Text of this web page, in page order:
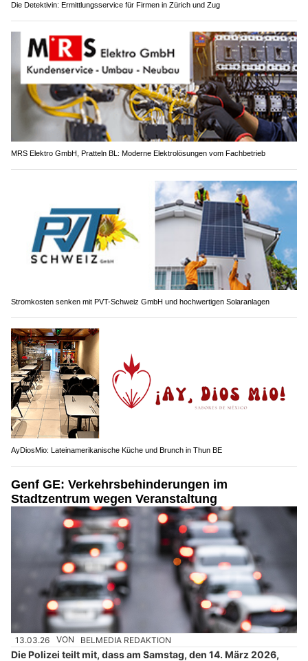
Die Detektivin: Ermittlungsservice für Firmen in Zürich und Zug
MRS Elektro GmbH, Pratteln BL: Moderne Elektrolösungen vom Fachbetrieb
Stromkosten senken mit PVT-Schweiz GmbH und hochwertigen Solaranlagen
AyDiosMio: Lateinamerikanische Küche und Brunch in Thun BE
Genf GE: Verkehrsbehinderungen im
Stadtzentrum wegen Veranstaltung
13.03.26 VON BELMEDIA REDAKTION
Die Polizei teilt mit, dass am Samstag, den 14. März 2026,